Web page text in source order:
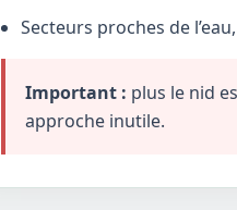
Secteurs proches de
Important : plus le nid
approche inutile.